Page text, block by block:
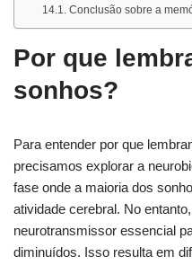
Conclusão sobre a
Por que
sonhos?
Para entender por que
precisamos explorar a
fase onde a maioria dos
atividade cerebral. No
neurotransmissor essencial
diminuídos. Isso resulta em